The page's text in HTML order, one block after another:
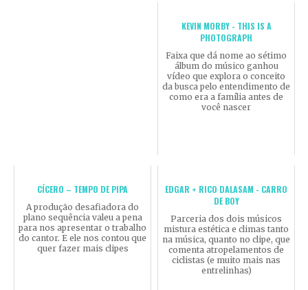
KEVIN MORBY - THIS IS A
PHOTOGRAPH
Faixa que dá nome ao sétimo
álbum do músico ganhou
vídeo que explora o conceito
da busca pelo entendimento de
como era a família antes de
você nascer
CÍCERO – TEMPO DE PIPA
A produção desafiadora do
plano sequência valeu a pena
para nos apresentar o trabalho
do cantor. E ele nos contou que
quer fazer mais clipes
EDGAR + RICO DALASAM - CARRO
DE BOY
Parceria dos dois músicos
mistura estética e climas tanto
na música, quanto no clipe, que
comenta atropelamentos de
ciclistas (e muito mais nas
entrelinhas)